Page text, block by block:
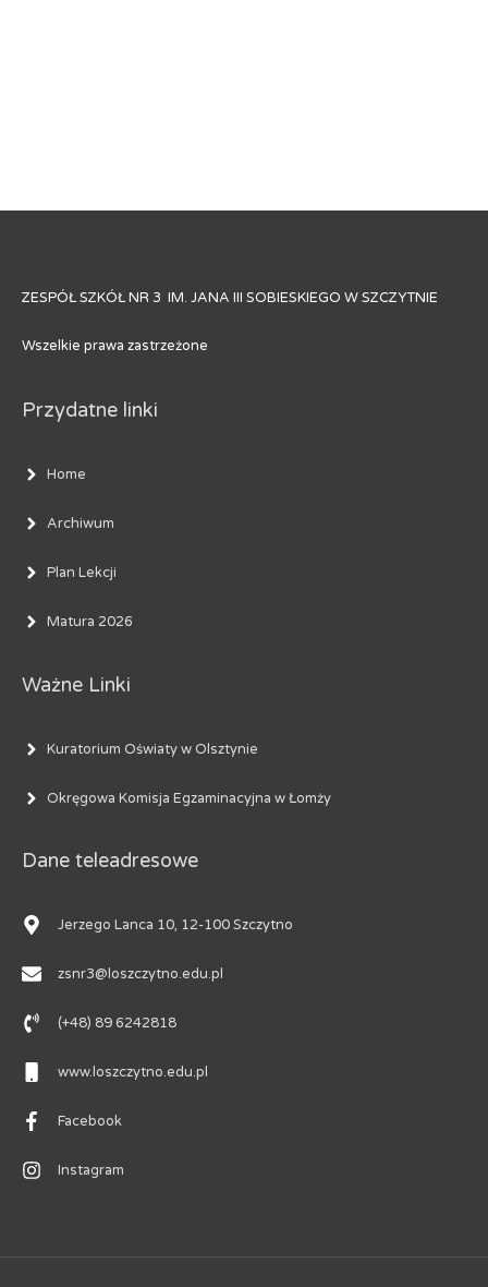
ZESPÓŁ SZKÓŁ NR 3 IM. JANA III SOBIESKIEGO W SZCZYTNIE
Wszelkie prawa zastrzeżone
Przydatne linki
Home
Archiwum
Plan Lekcji
Matura 2026
Ważne Linki
Kuratorium Oświaty w Olsztynie
Okręgowa Komisja Egzaminacyjna w Łomży
Dane teleadresowe
Jerzego Lanca 10, 12-100 Szczytno
zsnr3@loszczytno.edu.pl
(+48) 89 6242818
www.loszczytno.edu.pl
Facebook
Instagram